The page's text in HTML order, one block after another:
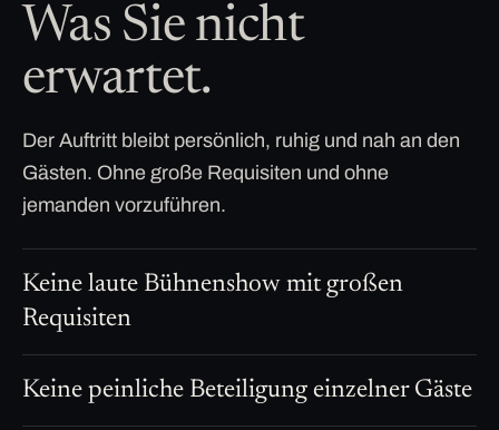
Was Sie nicht
erwartet.
Der Auftritt bleibt persönlich, ruhig und nah an den
Gästen. Ohne große Requisiten und ohne
jemanden vorzuführen.
Keine laute Bühnenshow mit großen
Requisiten
Keine peinliche Beteiligung einzelner Gäste